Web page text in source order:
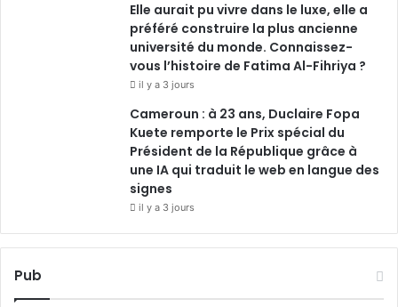
Elle aurait pu vivre dans le luxe, elle a
préféré construire la plus ancienne
université du monde. Connaissez-
vous l’histoire de Fatima Al-Fihriya ?
il y a 3 jours
Cameroun : à 23 ans, Duclaire Fopa
Kuete remporte le Prix spécial du
Président de la République grâce à
une IA qui traduit le web en langue des
signes
il y a 3 jours
Pub